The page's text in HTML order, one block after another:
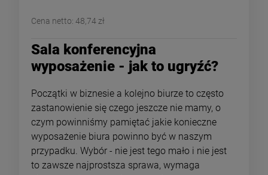
Cena netto: 48,74 zł
Sala konferencyjna
wyposażenie - jak to ugryźć?
Początki w biznesie a kolejno biurze to często
zastanowienie się czego jeszcze nie mamy, o
czym powinniśmy pamiętać jakie konieczne
wyposażenie biura powinno być w naszym
przypadku. Wybór - nie jest tego mało i nie jest
to zawsze najprostsza sprawa, wymaga